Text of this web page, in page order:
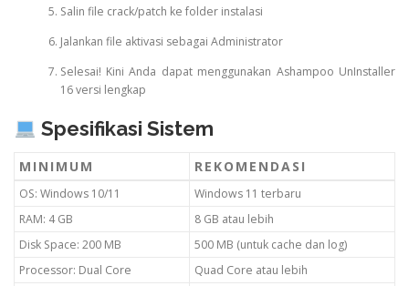
Salin file crack/patch ke folder instalasi
Jalankan file aktivasi sebagai Administrator
Selesai! Kini Anda dapat menggunakan Ashampoo UnInstaller
16 versi lengkap
Spesifikasi Sistem
MINIMUM REKOMENDASI
OS: Windows 10/11
Windows 11 terbaru
RAM: 4 GB
8 GB atau lebih
Disk Space: 200 MB
500 MB (untuk cache dan log)
Processor: Dual Core
Quad Core atau lebih